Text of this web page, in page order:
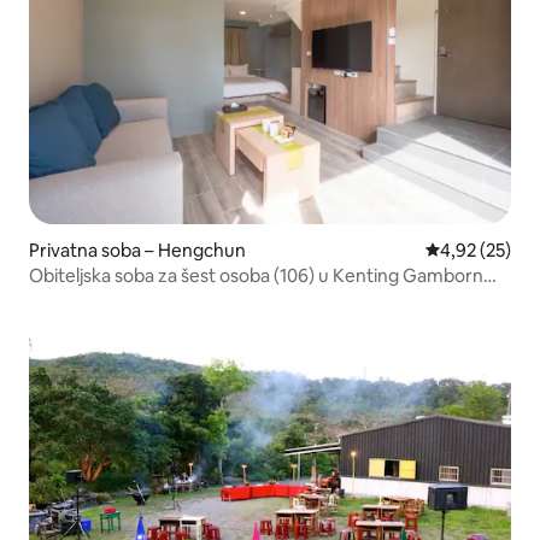
Privatna soba – Hengchun Prosječna
4,92 (25)
Obiteljska soba za šest osoba (106) u Kenting Gamborn
Kenting